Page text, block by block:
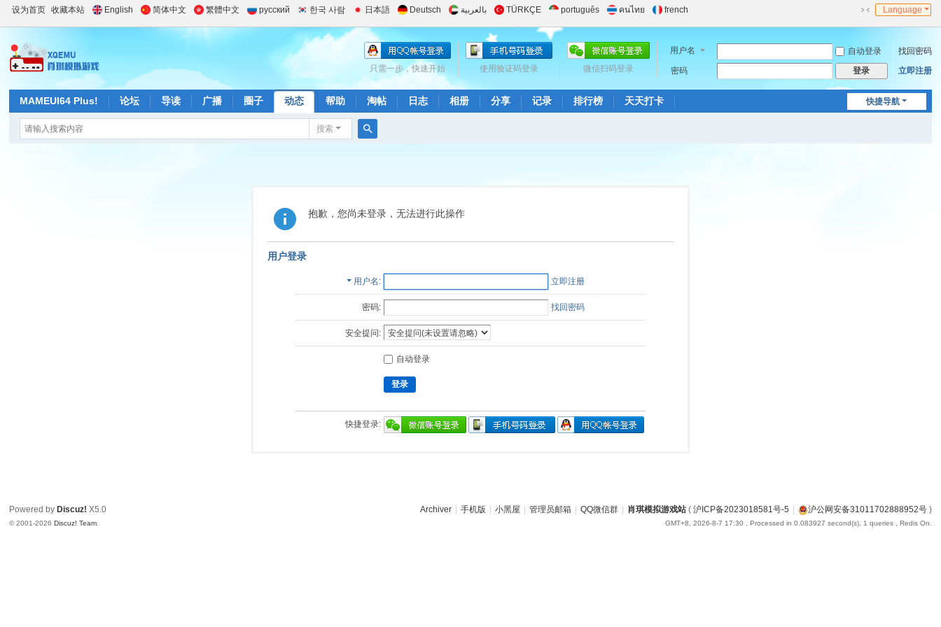
设为首页 收藏本站 English 简体中文 繁體中文 русский 한국 사람 日本語 Deutsch بالعربية TÜRKÇE português คนไทย french
到
窄
版
Language
用户名 自动登录
找回密码
密码
登录 立即注册
微信扫码登录
使用验证码登录
只需一步，快速开始
快捷导航
MAMEUI64 Plus! 论坛 导读 广播 圈子 动态 帮助 淘帖 日志 相册 分享 记录 排行榜 天天打卡
搜索
抱歉，您尚未登录，无法进行此操作
用户登录
用户名 立即注册
密码: 找回密码
安全提问:
自动登录
登录
快捷登录:
Archiver 手机版 小黑屋 管理员邮箱 QQ微信群 肖琪模拟游戏站( 沪ICP备2023018581号-5 沪公网安备31011702888952号)
GMT+8, 2026-8-7 17:30 , Processed in 0.083927 second(s), 1 queries , Redis On.
Powered by Discuz! X5.0
© 2001-2026Discuz! Team